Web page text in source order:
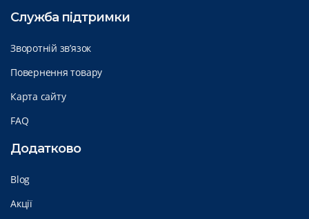
Служба підтримки
Зворотній зв’язок
Повернення товару
Карта сайту
FAQ
Додатково
Blog
Акції